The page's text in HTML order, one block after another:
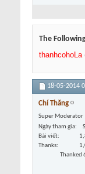
The
thanhcohoLa
18-05-2014
Chí Thăng
Super Moderator
Ngày tham gia
Bài viết
Thanks
Thanked